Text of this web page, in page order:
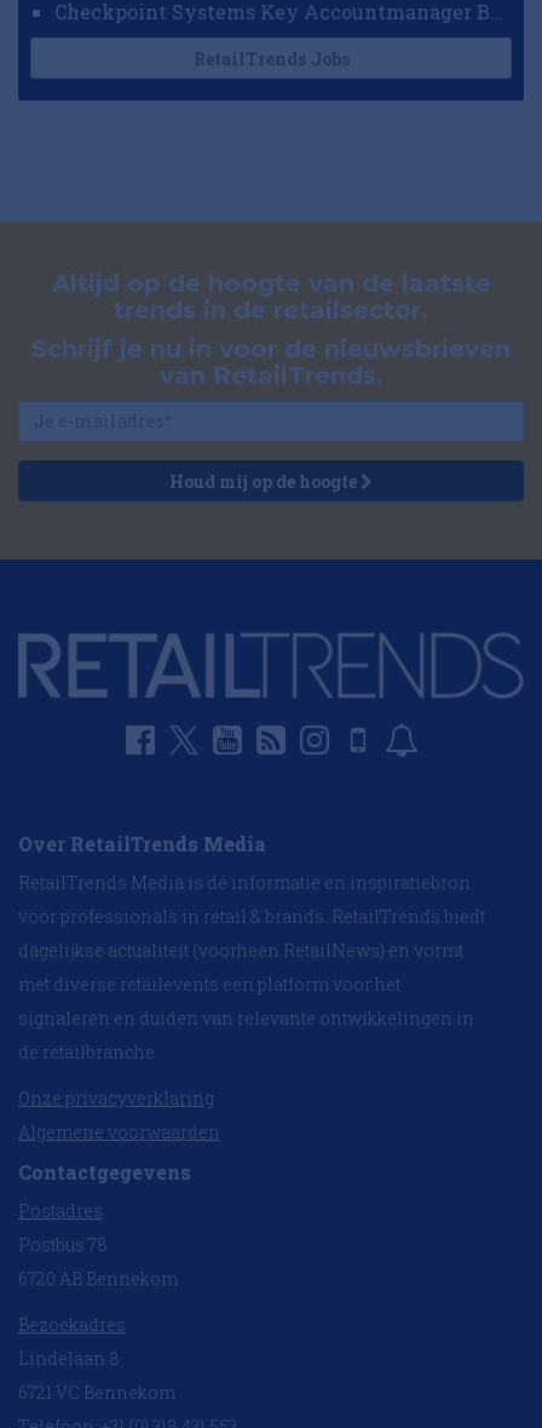
RetailTrends Jobs
Altijd op de hoogte van de laatste
trends in de retailsector.
Schrijf je nu in voor de nieuwsbrieven
van RetailTrends.
Houd mij op de hoogte
Over RetailTrends Media
RetailTrends Media is dé informatie en inspiratiebron
voor professionals in retail & brands. RetailTrends biedt
dagelijkse actualiteit (voorheen RetailNews) en vormt
met diverse retailevents een platform voor het
signaleren en duiden van relevante ontwikkelingen in
de retailbranche.
Onze privacyverklaring
Algemene voorwaarden
Contactgegevens
Postadres
Postbus 78
6720 AB Bennekom
Bezoekadres
Lindelaan 8
6721 VC Bennekom